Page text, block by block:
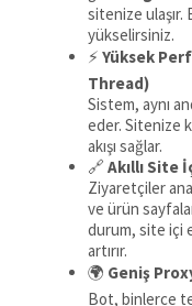
sitenize ulaşır.
yükselirsiniz.
⚡ Yüksek
Thread)
Sistem, aynı
eder. Sitenize
akışı sağlar.
🔗 Akıllı Site
Ziyaretçiler ana
ve ürün
durum, site içi
artırır.
🌍 Geniş
Bot, binlerce